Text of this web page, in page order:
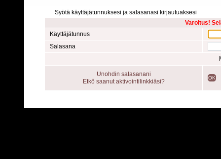
Syötä käyttäjätunnuksesi ja salasanasi kirjautuaksesi
Varoitus!
Käyttäjätunnus
Salasana
Unohdin salasanani
Etkö saanut aktivointilinkkiäsi?
OK